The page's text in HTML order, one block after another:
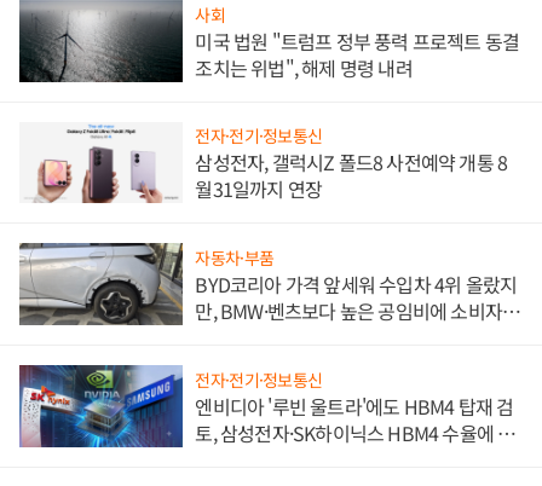
사회
미국 법원 "트럼프 정부 풍력 프로젝트 동결
조치는 위법", 해제 명령 내려
전자·전기·정보통신
삼성전자, 갤럭시Z 폴드8 사전예약 개통 8
월31일까지 연장
자동차·부품
BYD코리아 가격 앞세워 수입차 4위 올랐지
만, BMW·벤츠보다 높은 공임비에 소비자
전자·전기·정보통신
엔비디아 '루빈 울트라'에도 HBM4 탑재 검
토, 삼성전자·SK하이닉스 HBM4 수율에 주